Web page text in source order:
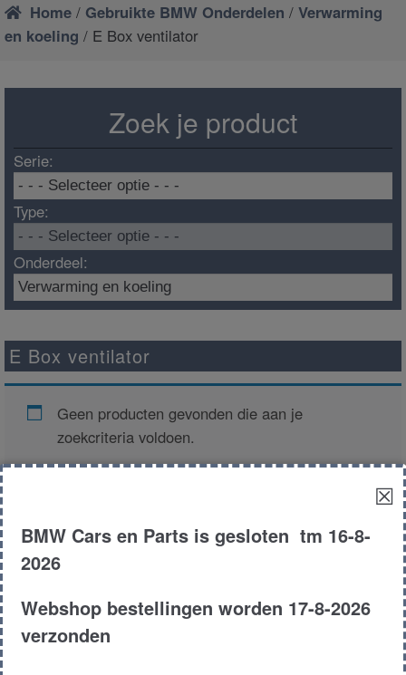
Home / Gebruikte BMW Onderdelen /Verwarming
en koeling / E Box ventilator
Zoek je product
Serie:
Type:
Onderdeel:
E Box ventilator
Geen producten gevonden die aan je
zoekcriteria voldoen.
Algemene voorwaarden
☒
BMW Cars en Parts is gesloten tm 16-8-
2026
Webshop bestellingen worden 17-8-2026
verzonden